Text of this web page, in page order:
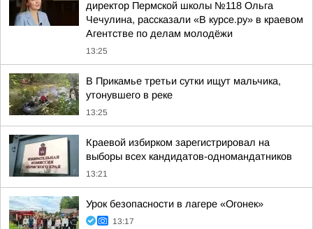
директор Пермской школы №118 Ольга
Чечулина, рассказали «В курсе.ру» в краевом
Агентстве по делам молодёжи
13:25
В Прикамье третьи сутки ищут мальчика,
утонувшего в реке
13:25
Краевой избирком зарегистрировал на
выборы всех кандидатов-одномандатников
13:21
Урок безопасности в лагере «Огонек»
13:17